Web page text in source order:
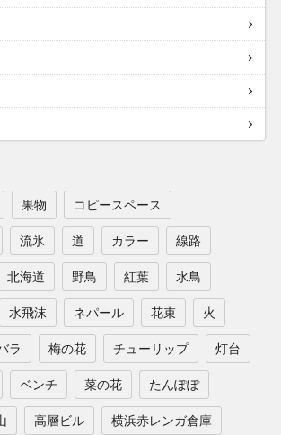
果物 コピースペース
流氷 道 カラー 線路
北海道 野鳥 紅葉 水鳥
水飛沫 ネパール 花束 火
ラ 梅の花 チューリップ 灯台
ベンチ 菜の花 たんぽぽ
高層ビル 横浜赤レンガ倉庫